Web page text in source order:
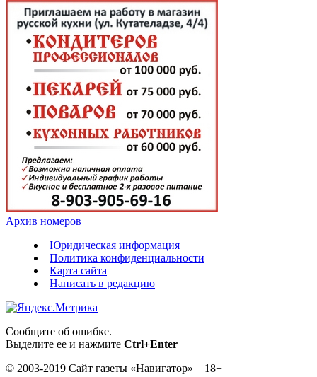
Архив номеров
Юридическая информация
Политика конфиденциальности
Карта сайта
Написать в редакцию
Сообщите об ошибке.
Выделите ее и нажмите Ctrl+Enter
© 2003-2019 Сайт газеты «Навигатор» 18+